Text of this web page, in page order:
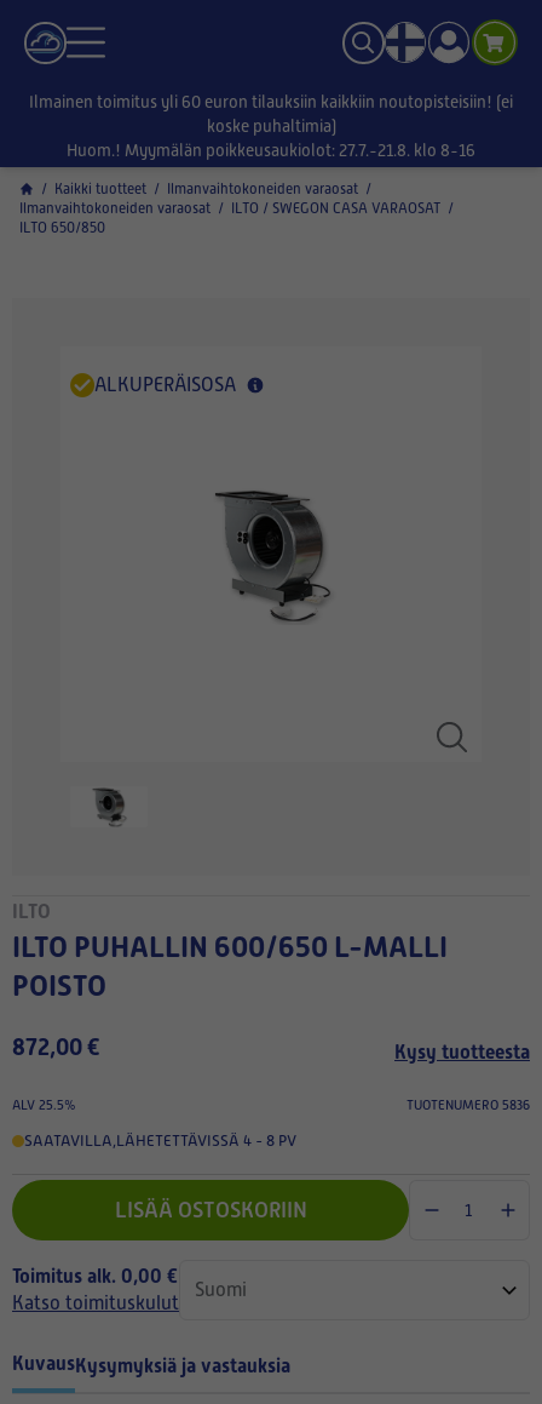
Ilmainen toimitus yli 60 euron tilauksiin kaikkiin noutopisteisiin! (ei
koske puhaltimia)
Huom.! Myymälän poikkeusaukiolot: 27.7.-21.8. klo 8-16
/ Kaikki tuotteet / Ilmanvaihtokoneiden varaosat /
Ilmanvaihtokoneiden varaosat / ILTO / SWEGON CASA VARAOSAT /
ILTO 650/850
ALKUPERÄISOSA
ILTO
ILTO PUHALLIN 600/650 L-MALLI
POISTO
872,00 € Kysy tuotteesta
ALV 25.5% TUOTENUMERO 5836
SAATAVILLA,LÄHETETTÄVISSÄ 4 - 8 PV
LISÄÄ OSTOSKORIIN
Toimitus alk. 0,00 €
Katso toimituskulut
KuvausKysymyksiä ja vastauksia